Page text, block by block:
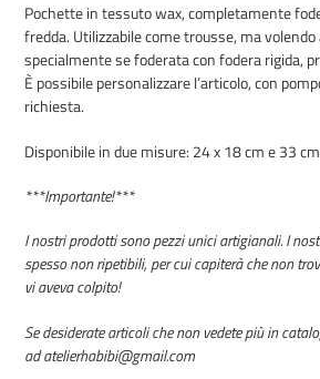
prodotto
nel
carrello
Pochette in tessuto wax, completamente
fredda. Utilizzabile come trousse, ma
specialmente se foderata con fodera rigida,
È possibile personalizzare l’articolo, con
richiesta.
Disponibile in due misure: 24 x 18 cm e 33
***Importante!***
I nostri prodotti sono pezzi unici artigianali. I
spesso non ripetibili, per cui capiterà che non
vi aveva colpito!
Se desiderate articoli che non vedete più in
ad atelierhabibi@gmail.com